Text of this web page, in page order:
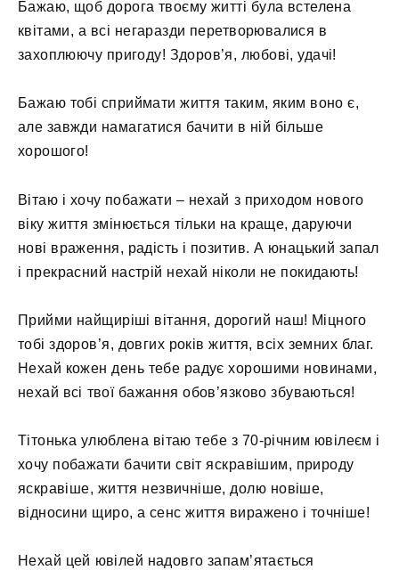
Бажаю, щоб дорога твоєму житті була встелена
квітами, а всі негаразди перетворювалися в
захоплюючу пригоду! Здоров’я, любові, удачі!
Бажаю тобі сприймати життя таким, яким воно є,
але завжди намагатися бачити в ній більше
хорошого!
Вітаю і хочу побажати – нехай з приходом нового
віку життя змінюється тільки на краще, даруючи
нові враження, радість і позитив. А юнацький запал
і прекрасний настрій нехай ніколи не покидають!
Прийми найщиріші вітання, дорогий наш! Міцного
тобі здоров’я, довгих років життя, всіх земних благ.
Нехай кожен день тебе радує хорошими новинами,
нехай всі твої бажання обов’язково збуваються!
Тітонька улюблена вітаю тебе з 70-річним ювілеєм і
хочу побажати бачити світ яскравішим, природу
яскравіше, життя незвичніше, долю новіше,
відносини щиро, а сенс життя виражено і точніше!
Нехай цей ювілей надовго запам’ятається